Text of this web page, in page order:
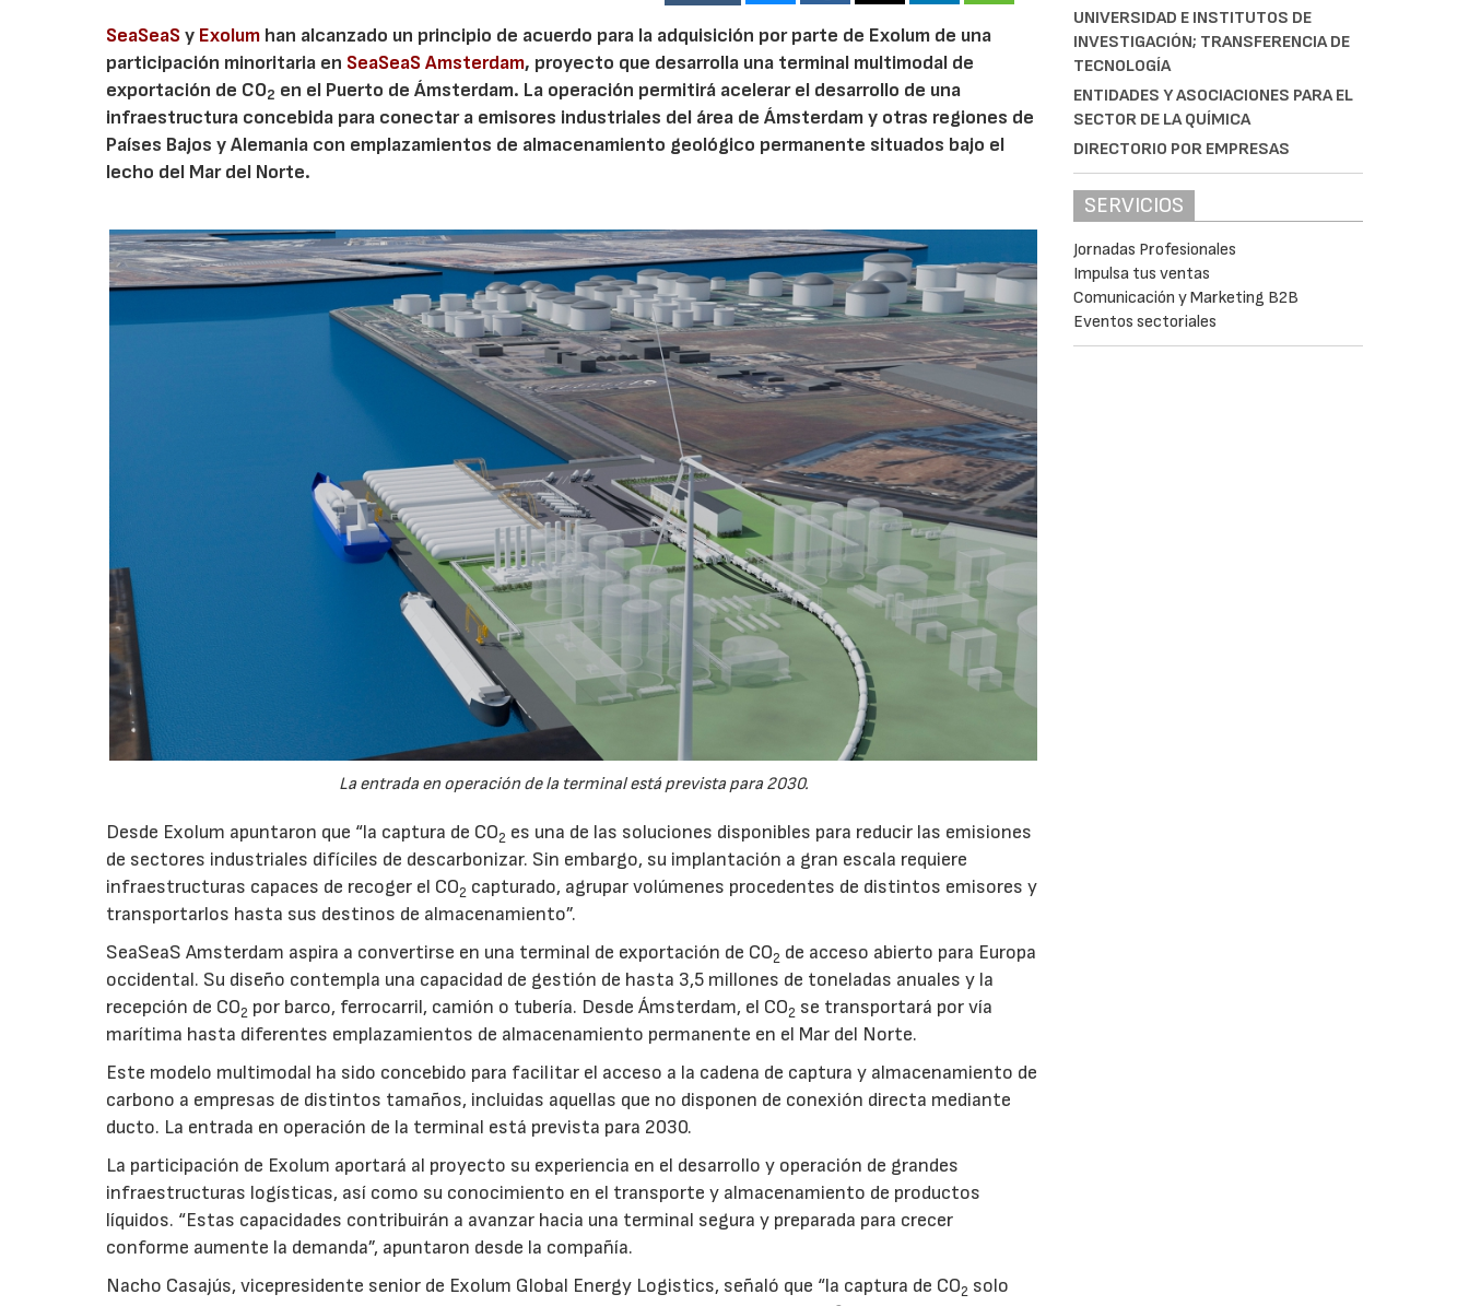
SeaSeaSy Exolum han alcanzado un principio de acuerdo para la adquisición por parte de Exolum de una
participación minoritaria en SeaSeaS Amsterdam, proyecto que desarrolla una terminal multimodal de
exportación de CO2 en el Puerto de Ámsterdam. La operación permitirá acelerar el desarrollo de una
infraestructura concebida para conectar a emisores industriales del área de Ámsterdam y otras regiones de
Países Bajos y Alemania con emplazamientos de almacenamiento geológico permanente situados bajo el
lecho del Mar del Norte.
La entrada en operación de la terminal está prevista para 2030.
Desde Exolum apuntaron que “la captura de CO2 es una de las soluciones disponibles para reducir las emisiones
de sectores industriales difíciles de descarbonizar. Sin embargo, su implantación a gran escala requiere
infraestructuras capaces de recoger el CO2 capturado, agrupar volúmenes procedentes de distintos emisores y
transportarlos hasta sus destinos de almacenamiento”.
SeaSeaS Amsterdam aspira a convertirse en una terminal de exportación de CO2 de acceso abierto para Europa
occidental. Su diseño contempla una capacidad de gestión de hasta 3,5 millones de toneladas anuales y la
recepción de CO2 por barco, ferrocarril, camión o tubería. Desde Ámsterdam, el CO2 se transportará por vía
marítima hasta diferentes emplazamientos de almacenamiento permanente en el Mar del Norte.
Este modelo multimodal ha sido concebido para facilitar el acceso a la cadena de captura y almacenamiento de
carbono a empresas de distintos tamaños, incluidas aquellas que no disponen de conexión directa mediante
ducto. La entrada en operación de la terminal está prevista para 2030.
La participación de Exolum aportará al proyecto su experiencia en el desarrollo y operación de grandes
infraestructuras logísticas, así como su conocimiento en el transporte y almacenamiento de productos
líquidos. “Estas capacidades contribuirán a avanzar hacia una terminal segura y preparada para crecer
conforme aumente la demanda”, apuntaron desde la compañía.
Nacho Casajús, vicepresidente senior de Exolum Global Energy Logistics, señaló que “la captura de CO2 solo
UNIVERSIDAD E INSTITUTOS DE
INVESTIGACIÓN; TRANSFERENCIA DE
TECNOLOGÍA
ENTIDADES Y ASOCIACIONES PARA EL
SECTOR DE LA QUÍMICA
DIRECTORIO POR EMPRESAS
SERVICIOS
Jornadas Profesionales
Impulsa tus ventas
Comunicación y Marketing B2B
Eventos sectoriales